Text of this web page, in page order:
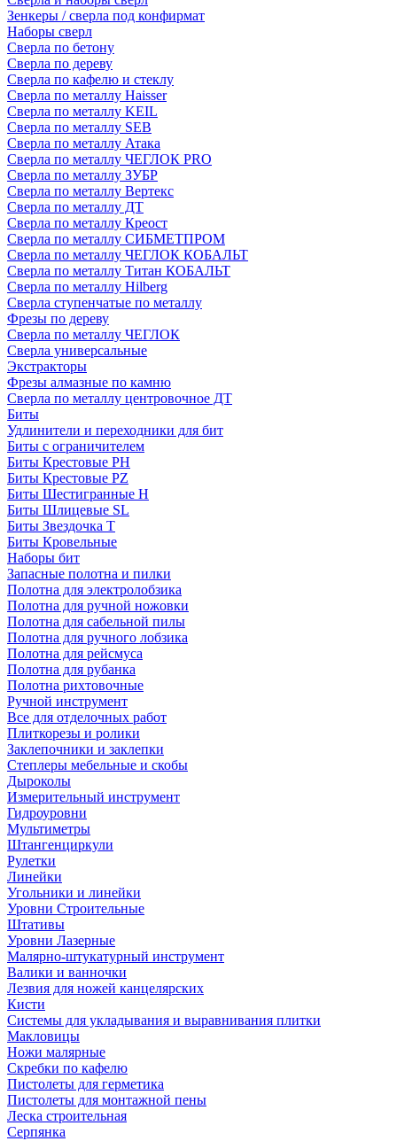
Зенкеры / сверла под конфирмат
Наборы сверл
Сверла по бетону
Сверла по дереву
Сверла по кафелю и стеклу
Сверла по металлу Haisser
Сверла по металлу KEIL
Сверла по металлу SEB
Сверла по металлу Атака
Сверла по металлу ЧЕГЛОК PRO
Сверла по металлу ЗУБР
Сверла по металлу Вертекс
Сверла по металлу ДТ
Сверла по металлу Креост
Сверла по металлу СИБМЕТПРОМ
Сверла по металлу ЧЕГЛОК КОБАЛЬТ
Сверла по металлу Титан КОБАЛЬТ
Сверла по металлу Hilberg
Сверла ступенчатые по металлу
Фрезы по дереву
Сверла по металлу ЧЕГЛОК
Сверла универсальные
Экстракторы
Фрезы алмазные по камню
Сверла по металлу центровочное ДТ
Биты
Удлинители и переходники для бит
Биты с ограничителем
Биты Крестовые PH
Биты Крестовые PZ
Биты Шестигранные H
Биты Шлицевые SL
Биты Звездочка T
Биты Кровельные
Наборы бит
Запасные полотна и пилки
Полотна для электролобзика
Полотна для ручной ножовки
Полотна для сабельной пилы
Полотна для ручного лобзика
Полотна для рейсмуса
Полотна для рубанка
Полотна рихтовочные
Ручной инструмент
Все для отделочных работ
Плиткорезы и ролики
Заклепочники и заклепки
Степлеры мебельные и скобы
Дыроколы
Измерительный инструмент
Гидроуровни
Мультиметры
Штангенциркули
Рулетки
Линейки
Угольники и линейки
Уровни Строительные
Штативы
Уровни Лазерные
Малярно-штукатурный инструмент
Валики и ванночки
Лезвия для ножей канцелярских
Кисти
Системы для укладывания и выравнивания плитки
Макловицы
Ножи малярные
Скребки по кафелю
Пистолеты для герметика
Пистолеты для монтажной пены
Леска строительная
Серпянка